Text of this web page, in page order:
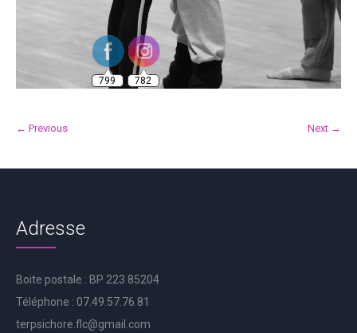
← Previous Next →
Adresse
Boite postale : BP 223 85204
Téléphone : 07.49.57.76.81
terpsichore.flc@gmail.com
799 782